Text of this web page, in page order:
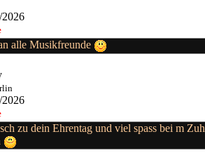
2026
alle Musikfreunde
2026
zu dein Ehrentag und viel spass bei m